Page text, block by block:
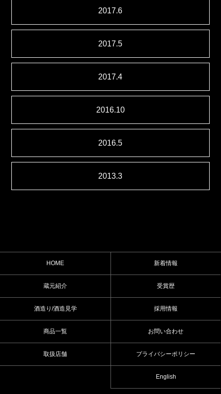
2017.6
2017.5
2017.4
2016.10
2016.5
2013.3
HOME
蔵元紹介
酒造り/酒造見学
商品一覧
取扱店舗
新着情報
受賞歴
採用情報
お問い合わせ
プライバシーポリシー
English